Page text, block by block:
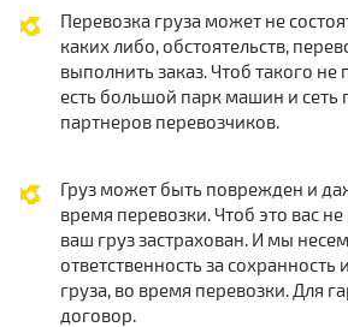
Перевозка груза может не
каких либо, обстоятельств,
выполнить заказ. Чтоб такого не
есть большой парк машин и сеть
партнеров перевозчиков.
Груз может быть поврежден и
время перевозки. Чтоб это вас
ваш груз застрахован. И мы
ответственность за сохранность
груза, во время перевозки. Для
договор.